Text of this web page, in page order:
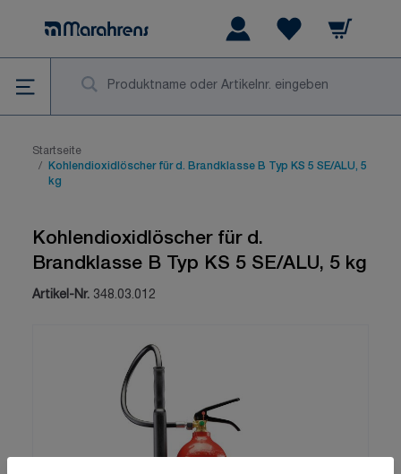
Warenkorb
Startseite
/
Kohlendioxidlöscher für d. Brandklasse B Typ KS 5 SE/ALU, 5
kg
Kohlendioxidlöscher für d.
Brandklasse B Typ KS 5 SE/ALU, 5 kg
Artikel-Nr. 348.03.012